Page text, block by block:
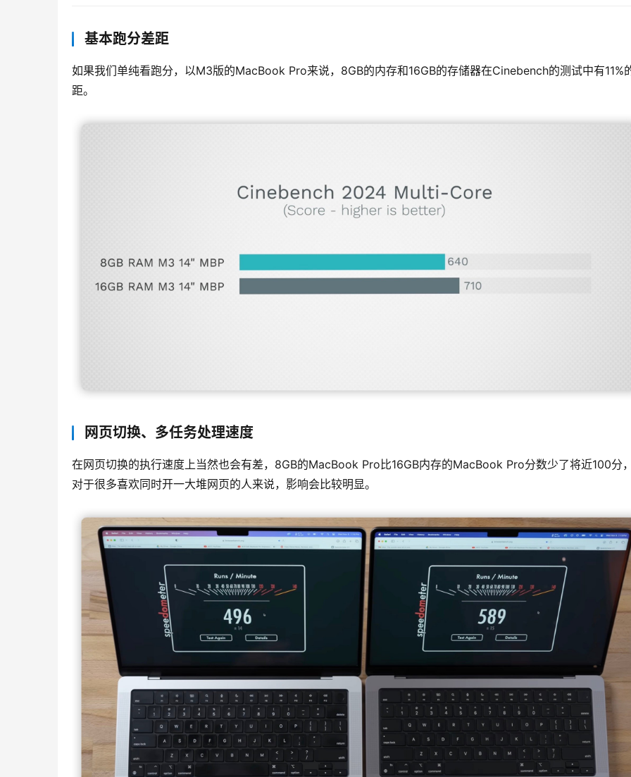
基本跑分差距
如果我们单纯看跑分，以M3版的MacBook Pro来说，8GB的内存和16GB的存储器在Cinebench的测试中有11%
距。
网页切换、多任务处理速度
在网页切换的执行速度上当然也会有差，8GB的MacBook Pro比16GB内存的MacBook Pro分数少了将近100分
对于很多喜欢同时开一大堆网页的人来说，影响会比较明显。